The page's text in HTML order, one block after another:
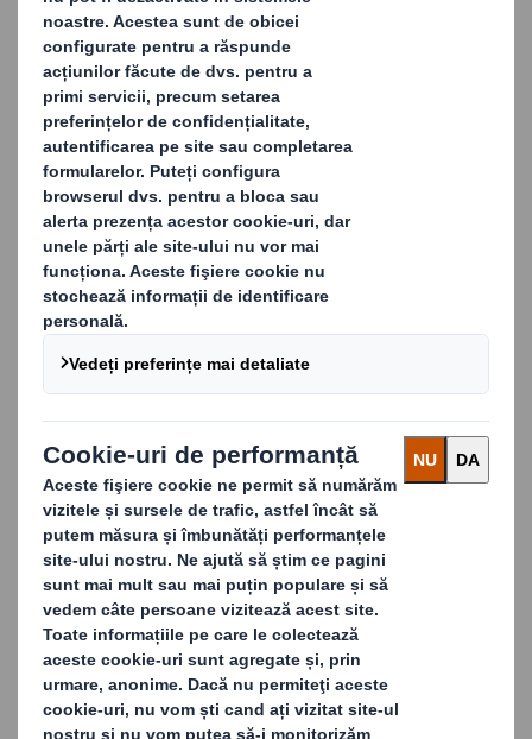
DS Smith Tape Back
Știm că retururile clienților și soluțiile de ambalare
sustenabile fac parte acum din experiența de comerț
online și sunt esențiale pentru fidelizarea clienților față
de brandul dumneavoastră.
DS Smith Tape Back este o soluție de ambalare unică,
lider de piață, care folosește o gândire inteligentă în
materie de design pentru a crea o funcție de returnare
simplificată și sustenabilă pentru nevoile businessului
dvs. online.
Utilizând o singură bandă adezivă pentru două expedieri,
DS Smith Tape Back elimină complet necesitatea unei
benzi de rupere din plastic de unică folosință -
asigurându-se că furnizorii pot oferi clienților finali
retururi sustenabile și fără neplăceri.
Am creat un produs care nu necesită materiale
suplimentare pentru a returna articolele și, astfel, un
produs care reduce expunerea clienților la iminentele
taxe pe plastic ale UE. Designul nostru unic vă asigură că
funcționalitatea ambalajelor returnabile nu este
compromisă.